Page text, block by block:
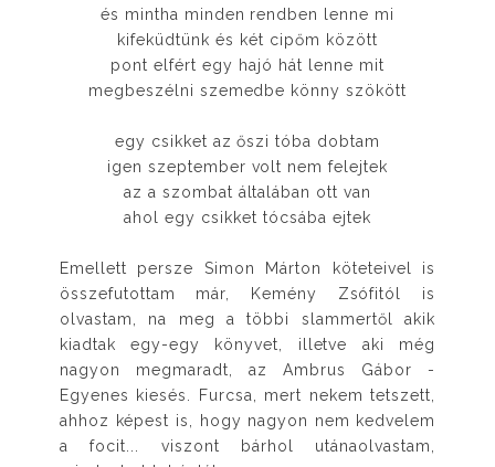
és mintha minden rendben lenne mi
kifeküdtünk és két cipőm között
pont elfért egy hajó hát lenne mit
megbeszélni szemedbe könny szökött
egy csikket az őszi tóba dobtam
igen szeptember volt nem felejtek
az a szombat általában ott van
ahol egy csikket tócsába ejtek
Emellett persze Simon Márton köteteivel is
összefutottam már, Kemény Zsófitól is
olvastam, na meg a többi slammertől akik
kiadtak egy-egy könyvet, illetve aki még
nagyon megmaradt, az Ambrus Gábor -
Egyenes kiesés. Furcsa, mert nekem tetszett,
ahhoz képest is, hogy nagyon nem kedvelem
a focit... viszont bárhol utánaolvastam,